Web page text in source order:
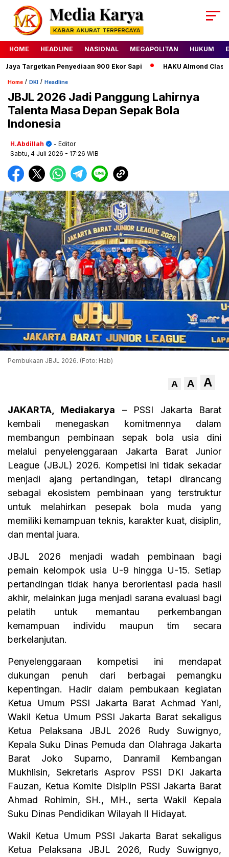
HOME HEADLINE NASIONAL MEGAPOLITAN HUKUM
Targetkan Penyediaan 900 Ekor Sapi HAKU Almond Classic
Home / DKI / Headline
JBJL 2026 Jadi Panggung Lahirnya
Talenta Masa Depan Sepak Bola
Indonesia
H.Abdillah
- Editor
Sabtu, 4 Juli 2026 - 17:26 WIB
Pembukaan JBJL 2026. (Foto: Hab)
A A A
JAKARTA, Mediakarya – PSSI Jakarta Barat
kembali menegaskan komitmennya dalam
membangun pembinaan sepak bola usia dini
melalui penyelenggaraan Jakarta Barat Junior
League (JBJL) 2026. Kompetisi ini tidak sekadar
menjadi ajang pertandingan, tetapi dirancang
sebagai ekosistem pembinaan yang terstruktur
untuk melahirkan pesepak bola muda yang
memiliki kemampuan teknis, karakter kuat, disiplin,
dan mental juara.
JBJL 2026 menjadi wadah pembinaan bagi
pemain kelompok usia U-9 hingga U-15. Setiap
pertandingan tidak hanya berorientasi pada hasil
akhir, melainkan juga menjadi sarana evaluasi bagi
pelatih untuk memantau perkembangan
kemampuan individu maupun tim secara
berkelanjutan.
Penyelenggaraan kompetisi ini mendapat
dukungan penuh dari berbagai pemangku
kepentingan. Hadir dalam pembukaan kegiatan
Ketua Umum PSSI Jakarta Barat Achmad Yani,
Wakil Ketua Umum PSSI Jakarta Barat sekaligus
Ketua Pelaksana JBJL 2026 Rudy Suwignyo,
Kepala Suku Dinas Pemuda dan Olahraga Jakarta
Barat Joko Suparno, Danramil Kembangan
Mukhlisin, Sekretaris Asprov PSSI DKI Jakarta
Fauzan, Ketua Komite Disiplin PSSI Jakarta Barat
Ahmad Rohimin, SH., MH., serta Wakil Kepala
Suku Dinas Pendidikan Wilayah II Hidayat.
Wakil Ketua Umum PSSI Jakarta Barat sekaligus
Ketua Pelaksana JBJL 2026, Rudy Suwignyo,